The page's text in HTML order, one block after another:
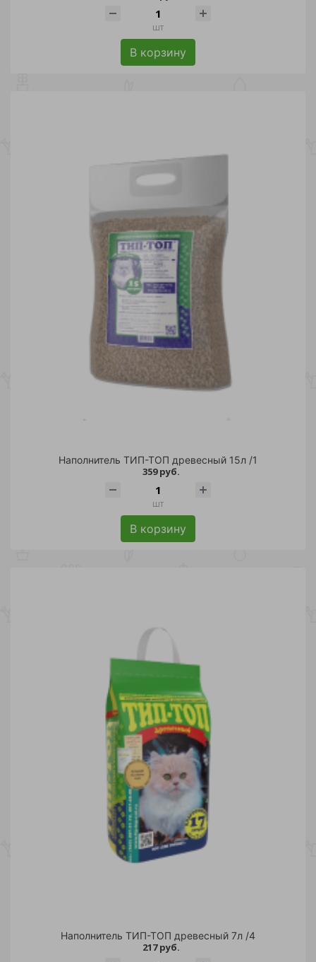
шт
В корзину
Наполнитель ТИП-ТОП древесный 15л /1
359 руб.
шт
В корзину
Наполнитель ТИП-ТОП древесный 7л /4
217 руб.